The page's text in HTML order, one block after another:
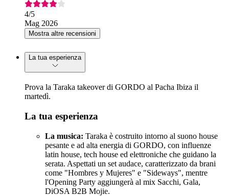
4/5
Mag 2026
Mostra altre recensioni
La tua esperienza
Prova la Taraka takeover di GORDO al Pacha Ibiza il
martedì.
La tua esperienza
La musica: Taraka è costruito intorno al suono house
pesante e ad alta energia di GORDO, con influenze
latin house, tech house ed elettroniche che guidano la
serata. Aspettati un set audace, caratterizzato da brani
come "Hombres y Mujeres" e "Sideways", mentre
l'Opening Party aggiungerà al mix Sacchi, Gala,
DiOSA B2B Mojie.